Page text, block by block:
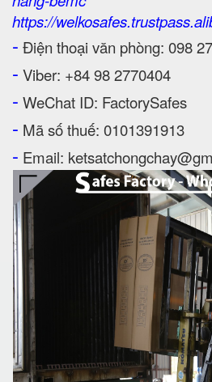
https://
- Điện thoại văn phòng: 098
- Viber: +84 98 2770404
- WeChat ID: FactorySafes
- Mã số thuế: 0101391913
- Email: